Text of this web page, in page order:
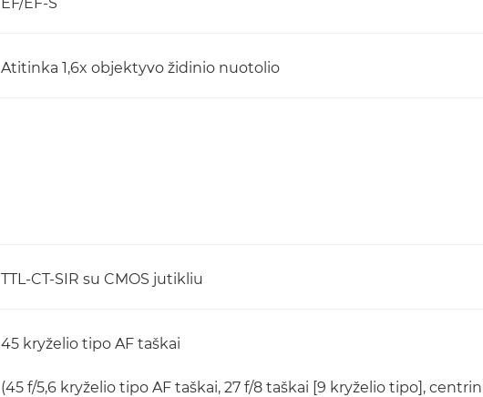
Atitinka 1,6x objektyvo židinio nuotolio
TTL-CT-SIR su CMOS jutikliu
45 kryželio tipo AF taškai
(45 f/5,6 kryželio tipo AF taškai, 27 f/8 taškai [9 kryželio tipo],